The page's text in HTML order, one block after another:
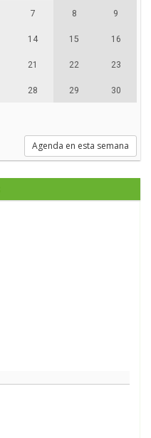
7 8 9
14 15 16
21 22 23
28 29 30
Agenda en esta semana